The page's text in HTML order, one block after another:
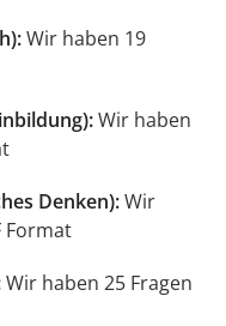
Wir haben 19
Wir haben
Denken):Wir
Format
Wir haben 25 Fragen